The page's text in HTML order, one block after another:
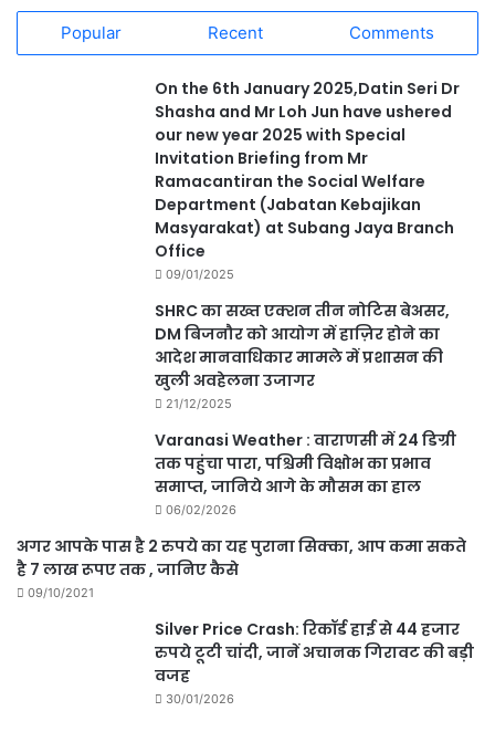
Popular Recent Comments
On the 6th January 2025,Datin Seri Dr
Shasha and Mr Loh Jun have ushered
our new year 2025 with Special
Invitation Briefing from Mr
Ramacantiran the Social Welfare
Department (Jabatan Kebajikan
Masyarakat) at Subang Jaya Branch
Office
09/01/2025
SHRC का सख्त एक्शन तीन नोटिस बेअसर,
DM बिजनौर को आयोग में हाज़िर होने का
आदेश मानवाधिकार मामले में प्रशासन की
खुली अवहेलना उजागर
21/12/2025
Varanasi Weather : वाराणसी में 24 डिग्री
तक पहुंचा पारा, पश्चिमी विक्षोभ का प्रभाव
समाप्त, जानिये आगे के मौसम का हाल
06/02/2026
अगर आपके पास है 2 रुपये का यह पुराना सिक्का, आप कमा सकते
है 7 लाख रूपए तक , जानिए कैसे
09/10/2021
Silver Price Crash: रिकॉर्ड हाई से 44 हजार
रुपये टूटी चांदी, जानें अचानक गिरावट की बड़ी
वजह
30/01/2026